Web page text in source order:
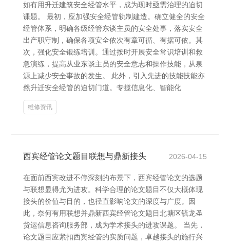
如有用升迁建筑安全经管水平，成为现时亟需治理的迫切
课题。 最初，应加强安全经管轨制建造。确立健全的安全
经管体系，明确各级经管东谈主员的安全处事，落实安全
出产职守制，确保各项安全依次有章可循、有据可依。其
次，强化安全锻练培训。通过按时开展安全常识培训和救
急演练，提高从业东谈主员的安全意志和操作技能，从泉
源上减少安全事故的发生。 此外，引入先进的技能技能亦
然升迁安全经管的迫切门道。专揽信息化、智能化
维修资讯
西宾经管论文题目联想与鼎新接头 2026-04-15
在面前西宾改进不停深刻的布景下，西宾经管论文的选题
与联想显得尤为进攻。科学合理的论文题目不仅大概体现
接头的价值与目的，也径直影响论文的深度与广度。因
此，奈何有用联想并鼎新西宾经管论文题目北塘区毓龙圣
货运信息咨询服务部，成为学术接头的进攻课题。 当先，
论文题目应紧扣西宾经管的实质问题，卓越接头的施行兴